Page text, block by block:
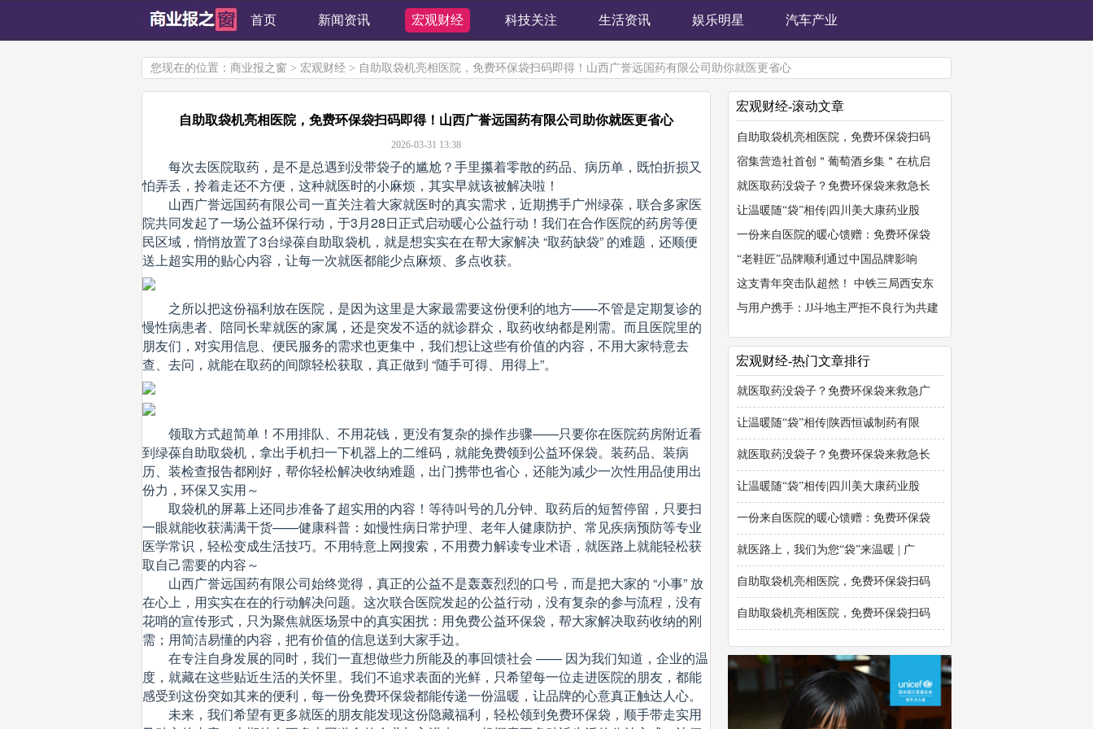
首页 新闻资讯 宏观财经 科技关注 生活资讯 娱乐明星 汽车产业
您现在的位置： 商业报之窗 > 宏观财经 > 自助取袋机亮相医院，免费环保袋扫码即得！山西广誉远国药有限公司助你就医更省心
自助取袋机亮相医院，免费环保袋扫码即得！山西广誉远国药有限公司助你就医更省心
2026-03-31 13:38
每次去医院取药，是不是总遇到没带袋子的尴尬？手里攥着零散的药品、病历单，既怕折损又
怕弄丢，拎着走还不方便，这种就医时的小麻烦，其实早就该被解决啦！
山西广誉远国药有限公司一直关注着大家就医时的真实需求，近期携手广州绿葆，联合多家医
院共同发起了一场公益环保行动，于3月28日正式启动暖心公益行动！我们在合作医院的药房等便
民区域，悄悄放置了3台绿葆自助取袋机，就是想实实在在帮大家解决 “取药缺袋” 的难题，还顺便
送上超实用的贴心内容，让每一次就医都能少点麻烦、多点收获。
之所以把这份福利放在医院，是因为这里是大家最需要这份便利的地方——不管是定期复诊的
慢性病患者、陪同长辈就医的家属，还是突发不适的就诊群众，取药收纳都是刚需。而且医院里的
朋友们，对实用信息、便民服务的需求也更集中，我们想让这些有价值的内容，不用大家特意去
查、去问，就能在取药的间隙轻松获取，真正做到 “随手可得、用得上”。
领取方式超简单！不用排队、不用花钱，更没有复杂的操作步骤——只要你在医院药房附近看
到绿葆自助取袋机，拿出手机扫一下机器上的二维码，就能免费领到公益环保袋。装药品、装病
历、装检查报告都刚好，帮你轻松解决收纳难题，出门携带也省心，还能为减少一次性用品使用出
份力，环保又实用～
取袋机的屏幕上还同步准备了超实用的内容！等待叫号的几分钟、取药后的短暂停留，只要扫
一眼就能收获满满干货——健康科普：如慢性病日常护理、老年人健康防护、常见疾病预防等专业
医学常识，轻松变成生活技巧。不用特意上网搜索，不用费力解读专业术语，就医路上就能轻松获
取自己需要的内容～
山西广誉远国药有限公司始终觉得，真正的公益不是轰轰烈烈的口号，而是把大家的 “小事” 放
在心上，用实实在在的行动解决问题。这次联合医院发起的公益行动，没有复杂的参与流程，没有
花哨的宣传形式，只为聚焦就医场景中的真实困扰：用免费公益环保袋，帮大家解决取药收纳的刚
需；用简洁易懂的内容，把有价值的信息送到大家手边。
在专注自身发展的同时，我们一直想做些力所能及的事回馈社会 —— 因为我们知道，企业的温
度，就藏在这些贴近生活的关怀里。我们不追求表面的光鲜，只希望每一位走进医院的朋友，都能
感受到这份突如其来的便利，每一份免费环保袋都能传递一份温暖，让品牌的心意真正触达人心。
未来，我们希望有更多就医的朋友能发现这份隐藏福利，轻松领到免费环保袋，顺手带走实用
宏观财经-滚动文章
自助取袋机亮相医院，免费环保袋扫码
宿集营造社首创＂葡萄酒乡集＂在杭启
就医取药没袋子？免费环保袋来救急长
让温暖随“袋”相传|四川美大康药业股
一份来自医院的暖心馈赠：免费环保袋
“老鞋匠”品牌顺利通过中国品牌影响
这支青年突击队超然！ 中铁三局西安东
与用户携手：JJ斗地主严拒不良行为共建
宏观财经-热门文章排行
就医取药没袋子？免费环保袋来救急广
让温暖随“袋”相传|陕西恒诚制药有限
就医取药没袋子？免费环保袋来救急长
让温暖随“袋”相传|四川美大康药业股
一份来自医院的暖心馈赠：免费环保袋
就医路上，我们为您“袋”来温暖 | 广
自助取袋机亮相医院，免费环保袋扫码
自助取袋机亮相医院，免费环保袋扫码